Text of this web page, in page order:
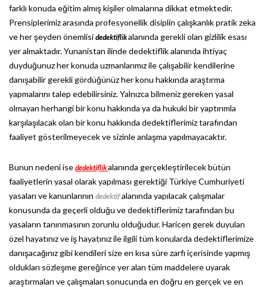
farklı konuda eğitim almış kişiler olmalarına dikkat etmektedir.
Prensiplerimiz arasında profesyonellik disiplin çalışkanlık pratik zeka
ve her şeyden önemlisi dedektiflikalanında gerekli olan gizlilik esası
yer almaktadır. Yunanistan ilinde dedektiflik alanında ihtiyaç
duyduğunuz her konuda uzmanlarımız ile çalışabilir kendilerine
danışabilir gerekli gördüğünüz her konu hakkında araştırma
yapmalarını talep edebilirsiniz. Yalnızca bilmeniz gereken yasal
olmayan herhangi bir konu hakkında ya da hukuki bir yaptırımla
karşılaşılacak olan bir konu hakkında dedektiflerimiz tarafından
faaliyet gösterilmeyecek ve sizinle anlaşma yapılmayacaktır.
Bunun nedeni ise dedektiflikalanında gerçekleştirilecek bütün
faaliyetlerin yasal olarak yapılması gerektiği Türkiye Cumhuriyeti
yasaları ve kanunlarının dedektifalanında yapılacak çalışmalar
konusunda da geçerli olduğu ve dedektiflerimiz tarafından bu
yasaların tanınmasının zorunlu olduğudur. Haricen gerek duyulan
özel hayatınız ve iş hayatınız ile ilgili tüm konularda dedektiflerimize
danışacağınız gibi kendileri size en kısa süre zarfı içerisinde yapmış
oldukları sözleşme gereğince yer alan tüm maddelere uyarak
araştırmaları ve çalışmaları sonucunda en doğru en gerçek ve en